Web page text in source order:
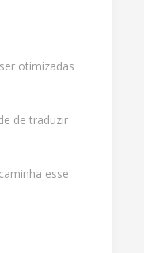
otimizadas
de traduzir
esse